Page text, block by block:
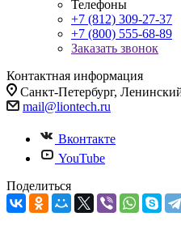
Телефоны
+7 (812) 309-27-37
+7 (800) 555-68-89
Заказать звонок
Контактная информация
Санкт-Петербург,
mail@liontech.ru
Вконтакте
YouTube
Поделиться